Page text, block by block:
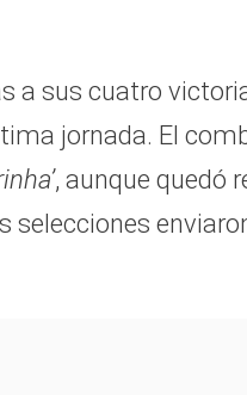
a sus cuatro
jornada. El
, aunque quedó
selecciones